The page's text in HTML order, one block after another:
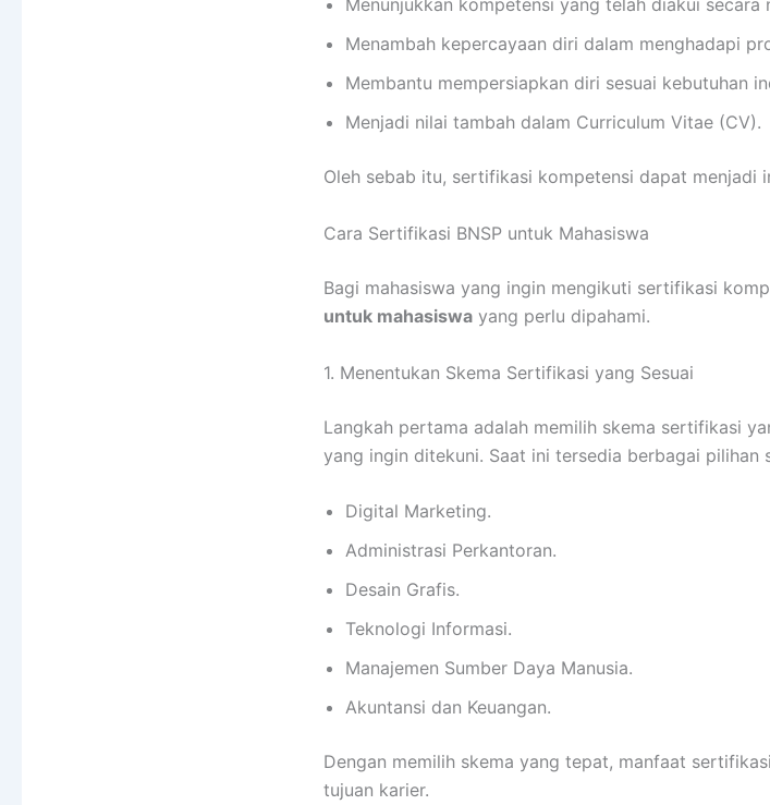
Menunjukkan kompetensi yang telah diakui secara
Menambah kepercayaan diri dalam menghadapi
Membantu mempersiapkan diri sesuai kebutuhan
Menjadi nilai tambah dalam Curriculum Vitae (CV).
Oleh sebab itu, sertifikasi kompetensi dapat menjadi
Cara Sertifikasi BNSP untuk Mahasiswa
Bagi mahasiswa yang ingin mengikuti sertifikasi
untuk mahasiswa yang perlu dipahami.
1. Menentukan Skema Sertifikasi yang Sesuai
Langkah pertama adalah memilih skema sertifikasi
yang ingin ditekuni. Saat ini tersedia berbagai pilihan
Digital Marketing.
Administrasi Perkantoran.
Desain Grafis.
Teknologi Informasi.
Manajemen Sumber Daya Manusia.
Akuntansi dan Keuangan.
Dengan memilih skema yang tepat, manfaat
tujuan karier.